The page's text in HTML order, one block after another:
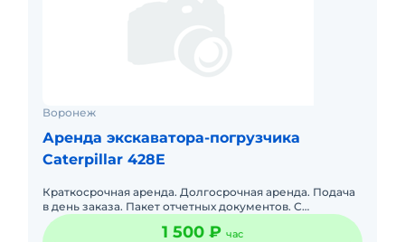
Воронеж
Аренда экскаватора-погрузчика
Caterpillar 428E
Краткосрочная аренда. Долгосрочная аренда. Подача
в день заказа. Пакет отчетных документов. С
оператором. Топливо включено в стоимость. Сейчас
свободна.
1 500 ₽ час